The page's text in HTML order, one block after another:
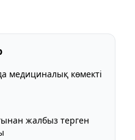
медициналық көмекті
жалбыз терген